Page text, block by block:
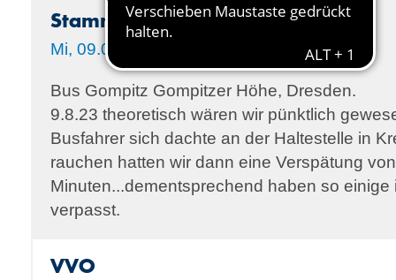
Stammgast
Mi, 09.08.2023 | 07:56
Bus Gompitz Gompitzer Höhe, Dresden.
9.8.23 theoretisch wären wir pünktlich
Busfahrer sich dachte an der Haltestelle in
rauchen hatten wir dann eine Verspätung
Minuten...dementsprechend haben so
verpasst.
VVO